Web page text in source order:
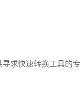
求快速转换工具的专